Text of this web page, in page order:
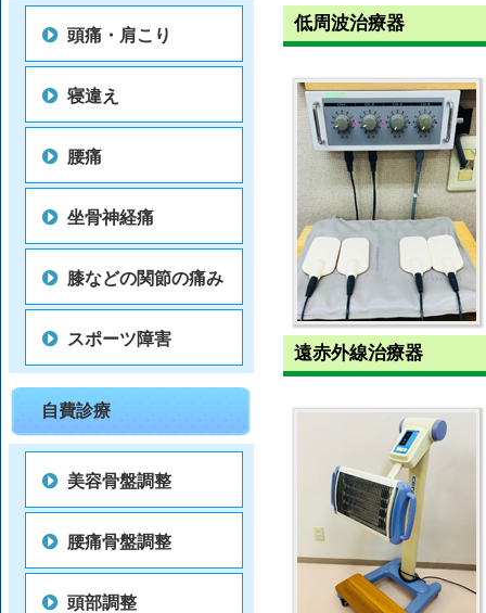
低周波治療器
遠赤外線治療器
頭痛・肩こり
寝違え
腰痛
坐骨神経痛
膝などの関節の痛み
スポーツ障害
自費診療
美容骨盤調整
腰痛骨盤調整
頭部調整